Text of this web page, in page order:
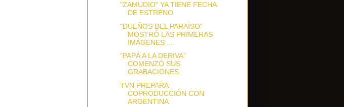
"ZAMUDIO" YA TIENE FECHA
DE ESTRENO
"DUEÑOS DEL PARAÍSO"
MOSTRÓ LAS PRIMERAS
IMÁGENES ...
"PAPÁ A LA DERIVA"
COMENZÓ SUS
GRABACIONES
TVN PREPARA
COPRODUCCIÓN CON
ARGENTINA